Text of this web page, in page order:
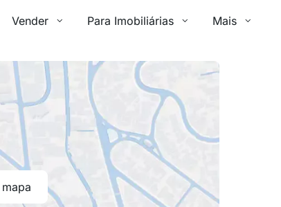
Vender Para Imobiliárias Mais